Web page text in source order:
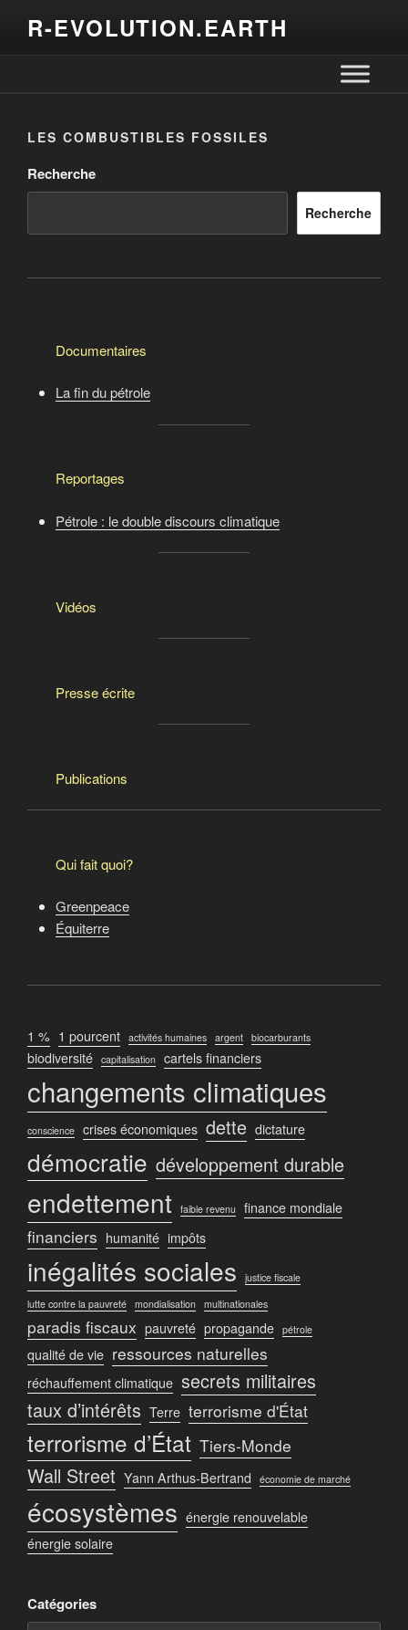
R-EVOLUTION.EARTH
LES COMBUSTIBLES FOSSILES
Recherche
Recherche
Documentaires
La fin du pétrole
Reportages
Pétrole : le double discours climatique
Vidéos
Presse écrite
Publications
Qui fait quoi?
Greenpeace
Équiterre
1 % 1 pourcent activités humaines argent biocarburants
biodiversité capitalisation cartels financiers
changements climatiques
conscience crises économiques dette dictature
démocratie développement durable
endettement faible revenu finance mondiale
financiers humanité impôts
inégalités sociales
justice fiscale
lutte contre la pauvreté mondialisation multinationales
paradis fiscaux pauvreté propagande pétrole
qualité de vie ressources naturelles
réchauffement climatique secrets militaires
taux d’intérêts Terre terrorisme d'État
terrorisme d’État Tiers-Monde
Wall Street Yann Arthus-Bertrand économie de marché
écosystèmes énergie renouvelable
énergie solaire
Catégories